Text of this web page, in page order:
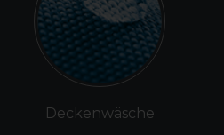
Deckenwäsche